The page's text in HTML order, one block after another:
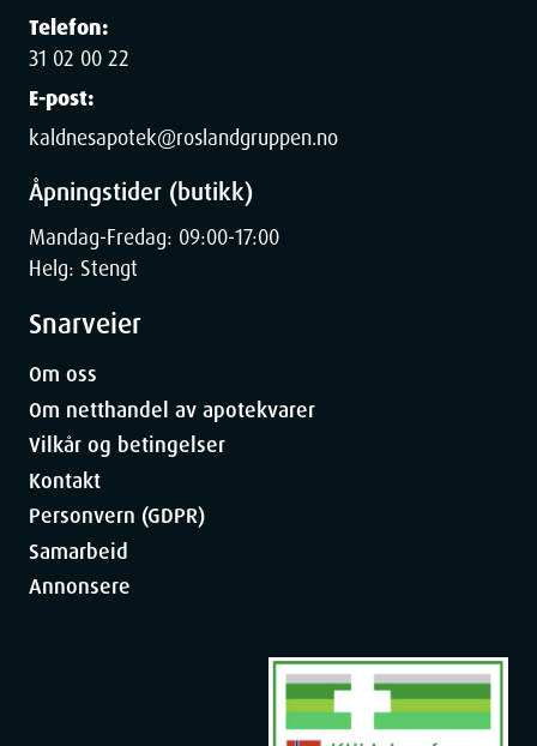
Telefon:
31 02 00 22
E-post:
kaldnesapotek@roslandgruppen.no
Åpningstider (butikk)
Mandag-Fredag: 09:00-17:00
Helg: Stengt
Snarveier
Om oss
Om netthandel av apotekvarer
Vilkår og betingelser
Kontakt
Personvern (GDPR)
Samarbeid
Annonsere